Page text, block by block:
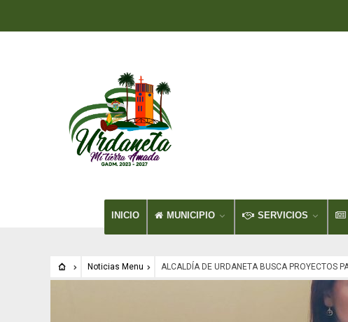
INICIO MUNICIPIO SERVICIOS
Noticias Menu ALCALDÍA DE URDANETA BUSCA PROYECTOS